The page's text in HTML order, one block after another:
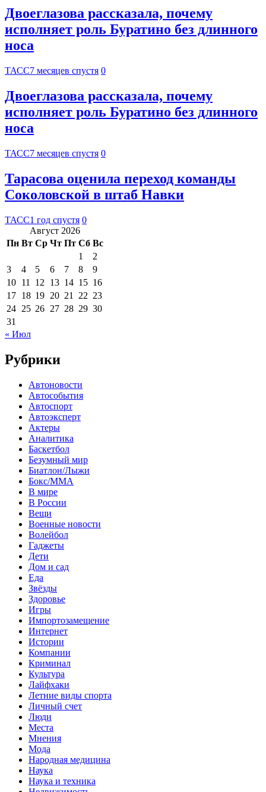
Двоеглазова рассказала, почему
исполняет роль Буратино без длинного
носа
ТАСС7 месяцев спустя 0
Двоеглазова рассказала, почему
исполняет роль Буратино без длинного
носа
ТАСС7 месяцев спустя 0
Тарасова оценила переход команды
Соколовской в штаб Навки
ТАСС1 год спустя 0
Август 2026
Пн Вт Ср Чт Пт Сб Вс
1
2
3
4 5 6 7 8
9
10 11 12 13 14 15 16
17 18 19 20 21 22 23
24 25 26 27 28 29 30
31
« Июл
Рубрики
Автоновости
Автособытия
Автоспорт
Автоэксперт
Актеры
Аналитика
Баскетбол
Безумный мир
Биатлон/Лыжи
Бокс/MMA
В мире
В России
Вещи
Военные новости
Волейбол
Гаджеты
Дети
Дом и сад
Еда
Звёзды
Здоровье
Игры
Импортозамещение
Интернет
Истории
Компании
Криминал
Культура
Лайфхаки
Летние виды спорта
Личный счет
Люди
Места
Мнения
Мода
Народная медицина
Наука
Наука и техника